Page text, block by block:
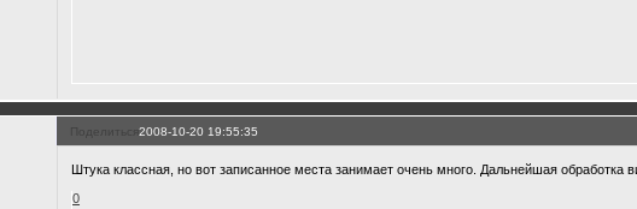
Поделиться2008-10-20 19:55:35
Штука классная, но вот записанное места занимает очень много. Дальнейшая обработка
0